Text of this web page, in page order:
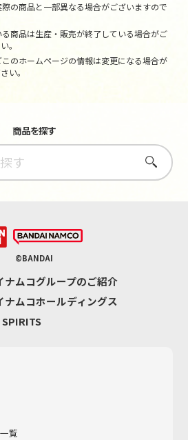
の商品と一部異なる場合がございますので
商品は生産・販売が終了している場合がご
。
のホームページの情報は変更になる場合が
い。
商品を探す
さがす
©BANDAI
ナムコグループのご紹介
ナムコホールディングス
覧